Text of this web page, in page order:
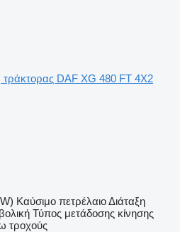
τράκτορας DAF XG 480 FT 4X2
Καύσιμο πετρέλαιοΔιάταξη
Τύπος μετάδοσης κίνησης
τροχούς